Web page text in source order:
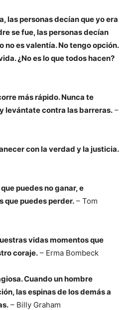
las personas decían que yo era
se fue, las personas decían
no es valentía. No tengo opción.
¿No es lo que todos hacen?
más rápido. Nunca te
levántate contra las barreras. –
con la verdad y la justicia.
puedes no ganar, e
que puedes perder. – Tom
vidas momentos que
coraje. – Erma Bombeck
Cuando un hombre
las espinas de los demás a
– Billy Graham